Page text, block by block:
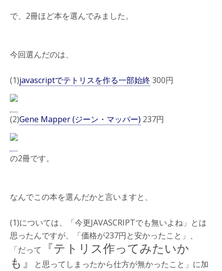
で、2冊ほど本を選んでみました。
今回選んだのは、
(1)javascriptでテトリスを作る一部始終 300円
(2)Gene Mapper (ジーン・マッパー) 237円
の2冊です。
なんでこの本を選んだかと言いますと、
(1)については、「今更JAVASCRIPTでも無いよね」とは
思ったんですが、「価格が237円と安かったこと」、
「だって
『テトリス作ってみたいか
も』
と思ってしまったから仕方が無かったこと」に加